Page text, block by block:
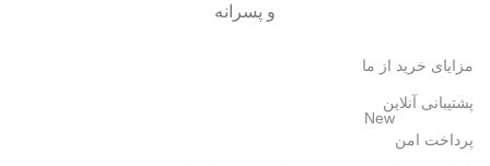
و پسرانه
مزایای خرید از ما
پشتیبانی آنلاین
پرداخت امن
New